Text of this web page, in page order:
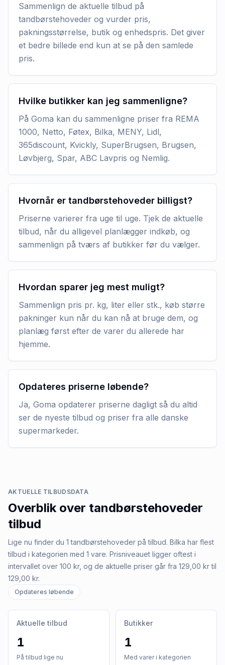
Sammenlign de aktuelle tilbud på
tandbørstehoveder og vurder pris,
pakningsstørrelse, butik og enhedspris. Det giver
et bedre billede end kun at se på den samlede
pris.
Hvilke butikker kan jeg sammenligne?
På Goma kan du sammenligne priser fra REMA
1000, Netto, Føtex, Bilka, MENY, Lidl,
365discount, Kvickly, SuperBrugsen, Brugsen,
Løvbjerg, Spar, ABC Lavpris og Nemlig.
Hvornår er tandbørstehoveder billigst?
Priserne varierer fra uge til uge. Tjek de aktuelle
tilbud, når du alligevel planlægger indkøb, og
sammenlign på tværs af butikker før du vælger.
Hvordan sparer jeg mest muligt?
Sammenlign pris pr. kg, liter eller stk., køb større
pakninger kun når du kan nå at bruge dem, og
planlæg først efter de varer du allerede har
hjemme.
Opdateres priserne løbende?
Ja, Goma opdaterer priserne dagligt så du altid
ser de nyeste tilbud og priser fra alle danske
supermarkeder.
AKTUELLE TILBUDSDATA
Overblik over tandbørstehoveder
tilbud
Lige nu finder du 1 tandbørstehoveder på tilbud. Bilka har flest
tilbud i kategorien med 1 vare. Prisniveauet ligger oftest i
intervallet over 100 kr, og de aktuelle priser går fra 129,00 kr til
129,00 kr.
Opdateres løbende
Aktuelle tilbud
1
På tilbud lige nu
Butikker
1
Med varer i kategorien